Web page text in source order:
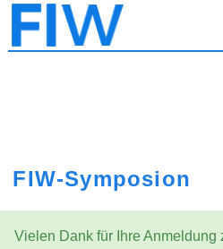
FIW-Symposion
Vielen Dank für Ihre Anmeldung